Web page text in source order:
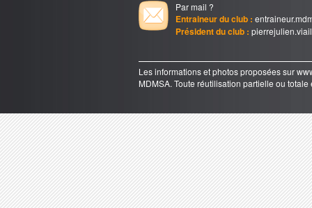
Par mail ?
Entraineur du club :
Président du club :
Les informations et photos proposées sur
MDMSA. Toute réutilisation partielle ou totale